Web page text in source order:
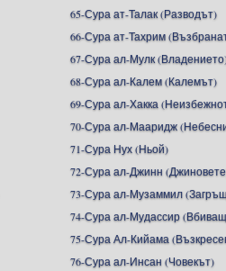
65-Сура ат-Талак (Разводът)
66-Сура ат-Тахрим
67-Сура ал-Мулк
68-Сура ал-Калем (Калемът)
69-Сура ал-Хакка
70-Сура ал-Мааридж
71-Сура Нух (Ньой)
72-Сура ал-Джинн
73-Сура ал-Музаммил
74-Сура ал-Мудассир
75-Сура Ал-Кийама
76-Сура ал-Инсан (Човекът)